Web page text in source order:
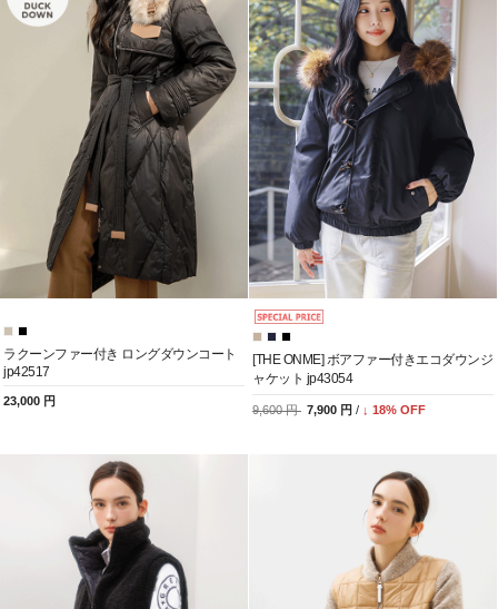
ラクーンファー付き ロングダウンコート
jp42517
23,000 円
[THE ONME] ボアファー付きエコダウンジ
ャケット jp43054
9,600 円 7,900 円 / ↓ 18% OFF